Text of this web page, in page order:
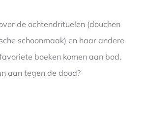
de ochtendrituelen (douchen
schoonmaak) en haar andere
boeken komen aan bod.
aan tegen de dood?